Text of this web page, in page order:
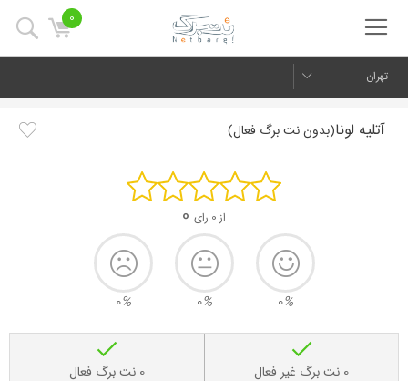
0
تهران
آتلیه لونا(بدون نت برگ فعال)
از 0 رای 0
0%
0%
0%
0 نت برگ غیر فعال 0 نت برگ فعال